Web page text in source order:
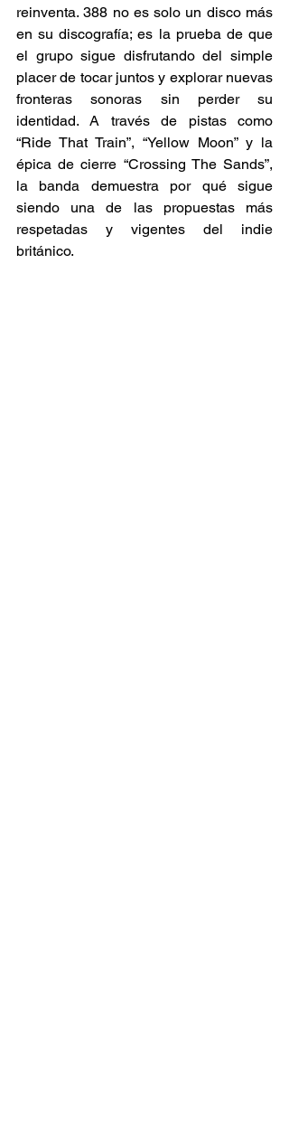
reinventa. 388 no es solo un disco más
en su discografía; es la prueba de que
el grupo sigue disfrutando del simple
placer de tocar juntos y explorar nuevas
fronteras sonoras sin perder su
identidad. A través de pistas como
“Ride That Train”, “Yellow Moon” y la
épica de cierre “Crossing The Sands”,
la banda demuestra por qué sigue
siendo una de las propuestas más
respetadas y vigentes del indie
británico.